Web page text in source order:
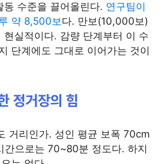
수준을 끌어올린다. 연구팀이
약 8,500보다. 만보(10,000보)
현실적이다. 감량 단계부터 이 수
단계에도 그대로 이어가는 것이
정거장의 힘
거리인가. 성인 평균 보폭 70cm
간으로는 70~80분 정도다. 하지